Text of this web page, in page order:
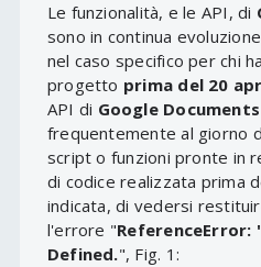
Le funzionalità, e le API, di
sono in continua
nel caso specifico per chi
progetto prima del 20
API di Google
frequentemente al giorno
script o funzioni pronte in
di codice realizzata prima
indicata, di vedersi
l'errore "
Defined.", Fig. 1: